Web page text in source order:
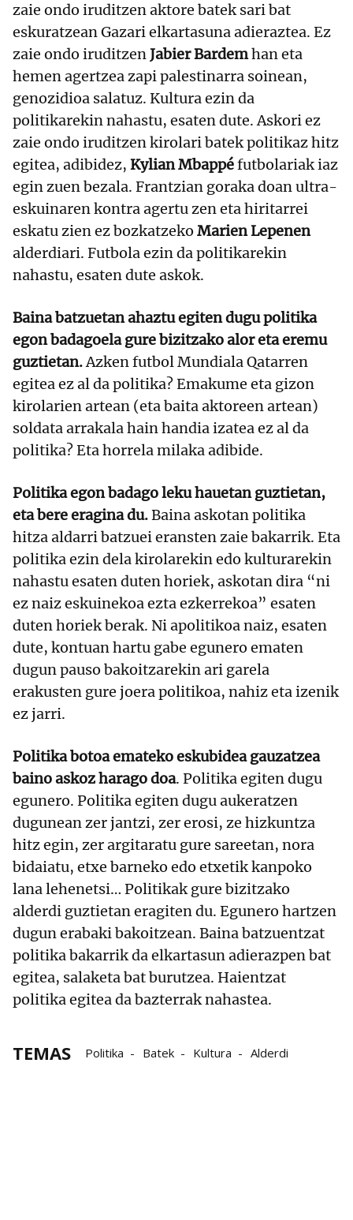
zaie ondo iruditzen aktore batek sari bat
eskuratzean Gazari elkartasuna adieraztea. Ez
zaie ondo iruditzenJabier Bardemhan eta
hemen agertzea zapi palestinarra soinean,
genozidioa salatuz. Kultura ezin da
politikarekin nahastu, esaten dute. Askori ez
zaie ondo iruditzen kirolari batek politikaz hitz
egitea, adibidez, Kylian Mbappéfutbolariak iaz
egin zuen bezala. Frantzian goraka doan ultra-
eskuinaren kontra agertu zen eta hiritarrei
eskatu zien ez bozkatzeko Marien Lepenen
alderdiari. Futbola ezin da politikarekin
nahastu, esaten dute askok.
Baina batzuetan ahaztu egiten dugu politika
egon badagoela gure bizitzako alor eta eremu
guztietan.Azken futbol Mundiala Qatarren
egitea ez al da politika? Emakume eta gizon
kirolarien artean (eta baita aktoreen artean)
soldata arrakala hain handia izatea ez al da
politika? Eta horrela milaka adibide.
Politika egon badago leku hauetan guztietan,
eta bere eragina du.Baina askotan politika
hitza aldarri batzuei eransten zaie bakarrik. Eta
politika ezin dela kirolarekin edo kulturarekin
nahastu esaten duten horiek, askotan dira “ni
ez naiz eskuinekoa ezta ezkerrekoa” esaten
duten horiek berak. Ni apolitikoa naiz, esaten
dute, kontuan hartu gabe egunero ematen
dugun pauso bakoitzarekin ari garela
erakusten gure joera politikoa, nahiz eta izenik
ez jarri.
Politika botoa emateko eskubidea gauzatzea
baino askoz harago doa. Politika egiten dugu
egunero. Politika egiten dugu aukeratzen
dugunean zer jantzi, zer erosi, ze hizkuntza
hitz egin, zer argitaratu gure sareetan, nora
bidaiatu, etxe barneko edo etxetik kanpoko
lana lehenetsi… Politikak gure bizitzako
alderdi guztietan eragiten du. Egunero hartzen
dugun erabaki bakoitzean. Baina batzuentzat
politika bakarrik da elkartasun adierazpen bat
egitea, salaketa bat burutzea. Haientzat
politika egitea da bazterrak nahastea.
TEMAS Politika Batek Kultura Alderdi